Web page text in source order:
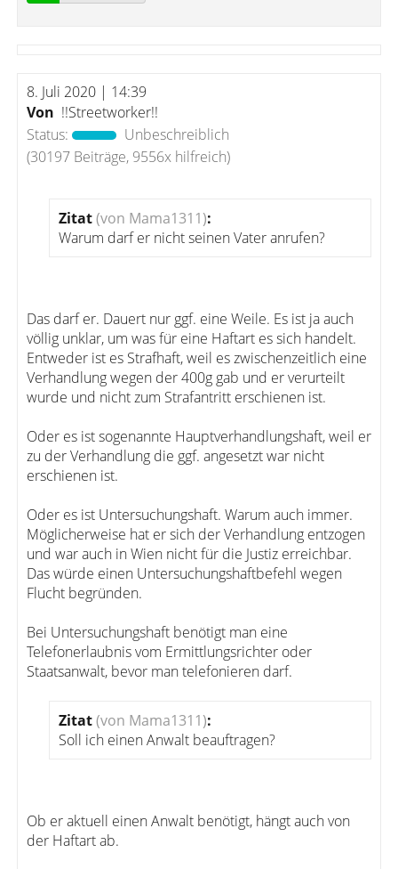
8. Juli 2020 | 14:39
Von !!Streetworker!!
Status:
Unbeschreiblich
(30197 Beiträge, 9556x hilfreich)
Zitat(von Mama1311):
Warum darf er nicht seinen Vater anrufen?
Das darf er. Dauert nur ggf. eine Weile. Es ist ja auch
völlig unklar, um was für eine Haftart es sich handelt.
Entweder ist es Strafhaft, weil es zwischenzeitlich eine
Verhandlung wegen der 400g gab und er verurteilt
wurde und nicht zum Strafantritt erschienen ist.
Oder es ist sogenannte Hauptverhandlungshaft, weil er
zu der Verhandlung die ggf. angesetzt war nicht
erschienen ist.
Oder es ist Untersuchungshaft. Warum auch immer.
Möglicherweise hat er sich der Verhandlung entzogen
und war auch in Wien nicht für die Justiz erreichbar.
Das würde einen Untersuchungshaftbefehl wegen
Flucht begründen.
Bei Untersuchungshaft benötigt man eine
Telefonerlaubnis vom Ermittlungsrichter oder
Staatsanwalt, bevor man telefonieren darf.
Zitat(von Mama1311):
Soll ich einen Anwalt beauftragen?
Ob er aktuell einen Anwalt benötigt, hängt auch von
der Haftart ab.